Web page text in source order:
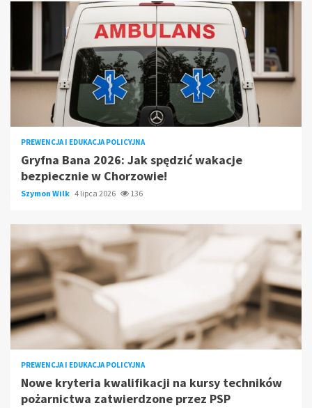
PREWENCJA I EDUKACJA POLICYJNA
Gryfna Bana 2026: Jak spędzić wakacje
bezpiecznie w Chorzowie!
Szymon Wilk 4 lipca 2026 136
PREWENCJA I EDUKACJA POLICYJNA
Nowe kryteria kwalifikacji na kursy techników
pożarnictwa zatwierdzone przez PSP